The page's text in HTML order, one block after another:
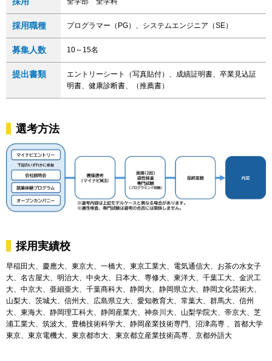
採用職種 プログラマー（PG）、システムエンジニア（SE）
募集人数 10～15名
提出書類
エントリーシート（写真貼付）、成績証明書、卒業見込証
明書、健康診断書、（推薦書）
選考方法
採用実績校
早稲田大、慶應大、東京大、一橋大、東京工業大、電気通信大、お茶の水女子
大、名古屋大、明治大、中央大、日本大、専修大、東洋大、千葉工大、金沢工
大、中京大、亜細亜大、千葉商科大、静岡大、静岡県立大、静岡文化芸術大、
山梨大、茨城大、信州大、広島県立大、愛知教育大、常葉大、群馬大、信州
大、東海大、静岡理工科大、静岡産業大、神奈川大、山梨学院大、帝京大、芝
浦工業大、筑波大、豊橋技術科学大、静岡産業技術専門、沼津高専 、首都大学
東京、東京電機大、東京都市大、東京都立産業技術高専、京都外語大